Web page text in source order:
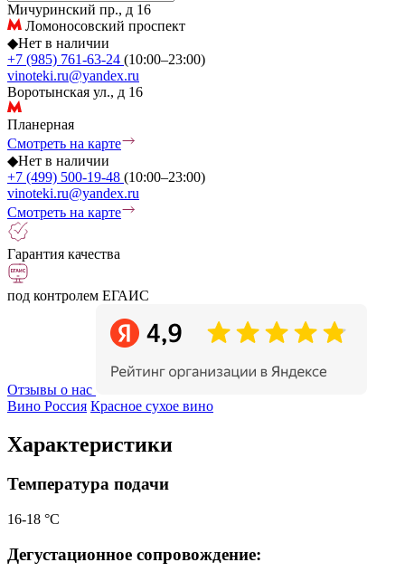
Мичуринский пр., д 16
Ломоносовский проспект
◆Нет в наличии
+7 (985) 761-63-24 (10:00–23:00)
vinoteki.ru@yandex.ru
Воротынская ул., д 16
Планерная
Смотреть на карте
◆Нет в наличии
+7 (499) 500-19-48 (10:00–23:00)
vinoteki.ru@yandex.ru
Смотреть на карте
Гарантия качества
под контролем ЕГАИС
Отзывы о нас
Вино Россия Красное сухое вино
Характеристики
Температура подачи
16-18 °С
Дегустационное сопровождение: